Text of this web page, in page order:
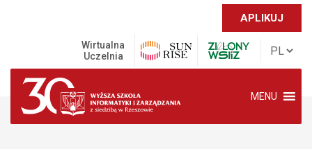
APLIKUJ
Wirtualna
Uczelnia
MENU